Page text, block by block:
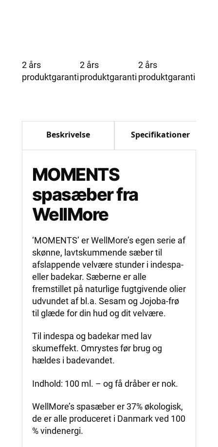
2 års
produktgaranti
2 års
produktgaranti
2 års
produktgaranti
Beskrivelse Specifikationer
MOMENTS
spasæber fra
WellMore
‘MOMENTS’ er WellMore’s egen serie af
skønne, lavtskummende sæber til
afslappende velvære stunder i indespa-
eller badekar. Sæberne er alle
fremstillet på naturlige fugtgivende olier
udvundet af bl.a. Sesam og Jojoba-frø
til glæde for din hud og dit velvære.
Til indespa og badekar med lav
skumeffekt. Omrystes før brug og
hældes i badevandet.
Indhold: 100 ml. – og få dråber er nok.
WellMore’s spasæber er 37% økologisk,
de er alle produceret i Danmark ved 100
% vindenergi.